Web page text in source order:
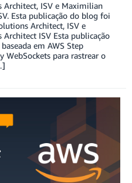
Architect, ISV e Maximilian
Esta publicação do blog foi
Architect, ISV e
ISV Esta publicação
em AWS Step
WebSockets para rastrear o